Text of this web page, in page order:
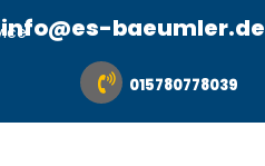
info@es-baeumler.de
015780778039